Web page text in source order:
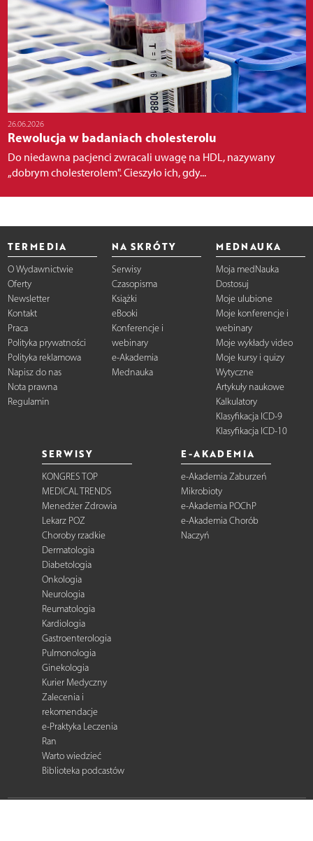
26.06.2026
Rewolucja w badaniach cholesterolu
Do niedawna pacjenci zwracali uwagę na HDL, nazywany
„dobrym cholesterolem". Cieszyło ich, gdy...
TERMEDIA
O Wydawnictwie
Oferty
Newsletter
Kontakt
Praca
Polityka prywatności
Polityka reklamowa
Napisz do nas
Nota prawna
Regulamin
NA SKRÓTY
Serwisy
Czasopisma
Książki
eBooki
Konferencje i
webinary
e-Akademia
Mednauka
MEDNAUKA
Moja medNauka
Dostosuj
Moje ulubione
Moje konferencje i
webinary
Moje wykłady video
Moje kursy i quizy
Wytyczne
Artykuły naukowe
Kalkulatory
Klasyfikacja ICD-9
Klasyfikacja ICD-10
SERWISY
KONGRES TOP
MEDICAL TRENDS
Menedżer Zdrowia
Lekarz POZ
Choroby rzadkie
Dermatologia
Diabetologia
Onkologia
Neurologia
Reumatologia
Kardiologia
Gastroenterologia
Pulmonologia
Ginekologia
Kurier Medyczny
Zalecenia i
rekomendacje
e-Praktyka Leczenia
Ran
Warto wiedzieć
Biblioteka podcastów
E-AKADEMIA
e-Akademia Zaburzeń
Mikrobioty
e-Akademia POChP
e-Akademia Chorób
Naczyń